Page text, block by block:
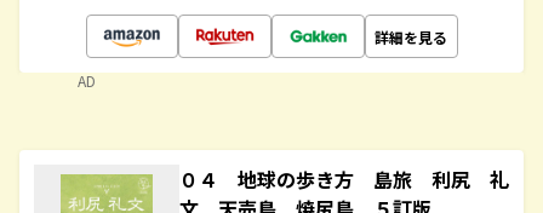
詳細を見る
AD
０４ 地球の歩き方 島旅 利尻 礼